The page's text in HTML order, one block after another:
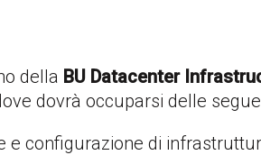
della BU Datacenter
dovrà occuparsi delle
e configurazione di